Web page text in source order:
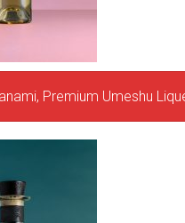
Premium Umeshu